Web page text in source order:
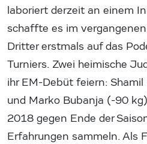
laboriert derzeit an einem
schaffte es im
Dritter erstmals auf das
Turniers. Zwei heimische
ihr EM-Debüt feiern:
und Marko Bubanja (-90
2018 gegen Ende der
Erfahrungen sammeln. Als